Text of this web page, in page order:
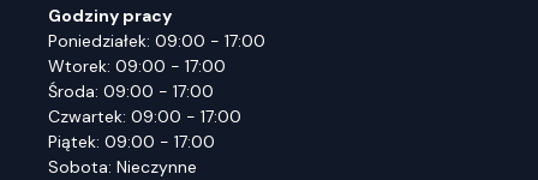
Godziny pracy
Poniedziałek: 09:00 - 17:00
Wtorek: 09:00 - 17:00
Środa: 09:00 - 17:00
Czwartek: 09:00 - 17:00
Piątek: 09:00 - 17:00
Sobota: Nieczynne